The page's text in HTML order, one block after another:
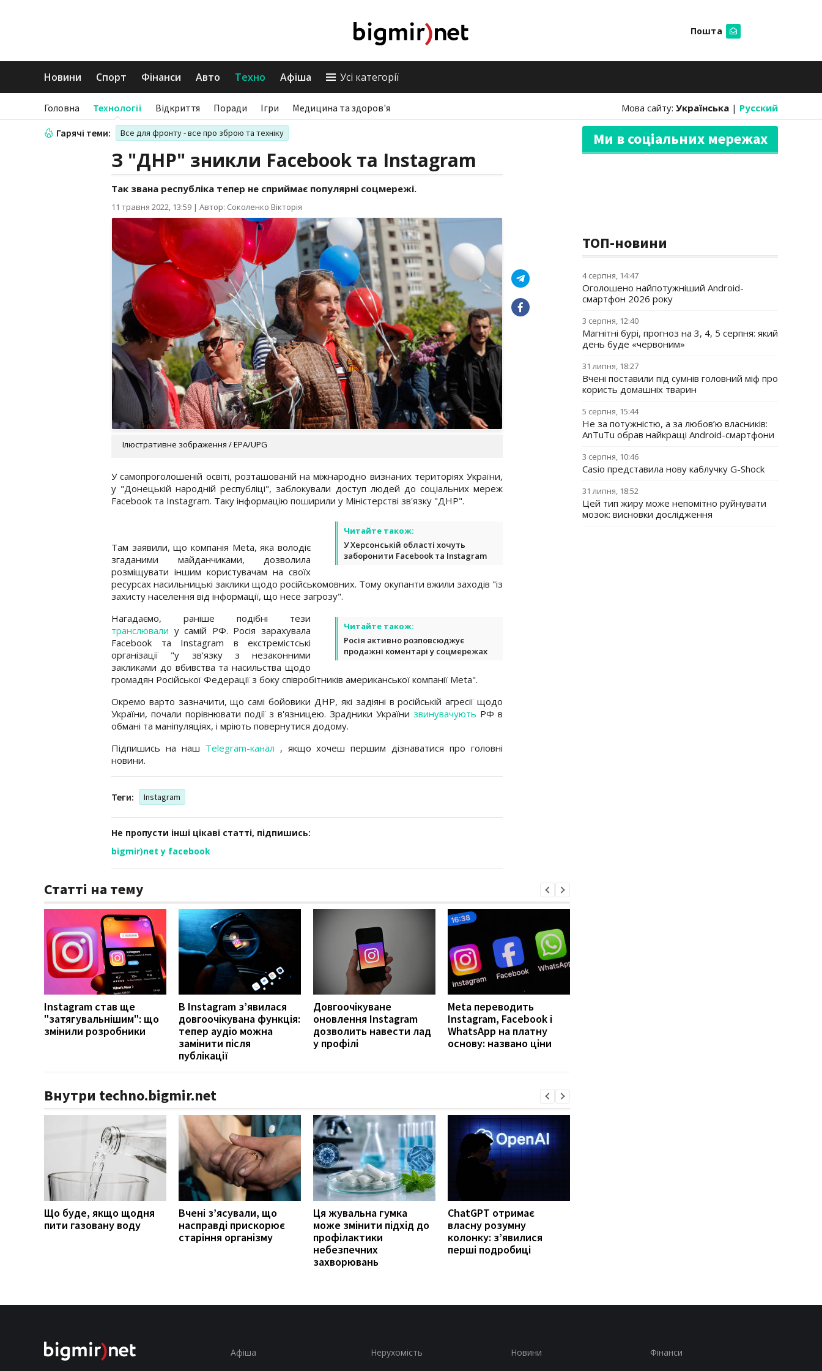
Пошта
Новини Спорт Фінанси Авто Техно Афіша Усі категорії
Головна Технології Відкриття Поради Ігри Медицина та здоров'я Мова сайту: Українська | Русский
Гарячі теми: Все для фронту - все про зброю та техніку
З "ДНР" зникли Facebook та Instagram
Так звана республіка тепер не сприймає популярні соцмережі.
11 травня 2022, 13:59 | Автор: Соколенко Вікторія
Ілюстративне зображення / EPA/UPG
У самопроголошеній освіті, розташованій на міжнародно визнаних територіях України,
у "Донецькій народній республіці", заблокували доступ людей до соціальних мереж
Facebook та Instagram. Таку інформацію поширили у Міністерстві зв'язку "ДНР".
Читайте також:
У Херсонській області хочуть
заборонити Facebook та Instagram
Там заявили, що компанія Меta, яка володіє
згаданими майданчиками, дозволила
розміщувати іншим користувачам на своїх
ресурсах насильницькі заклики щодо російськомовних. Тому окупанти вжили заходів "із
захисту населення від інформації, що несе загрозу".
Читайте також:
Росія активно розповсюджує
продажні коментарі у соцмережах
Нагадаємо, раніше подібні тези
транслювали у самій РФ. Росія зарахувала
Facebook та Instagram в екстремістські
організації "у зв'язку з незаконними
закликами до вбивства та насильства щодо
громадян Російської Федерації з боку співробітників американської компанії Meta".
Окремо варто зазначити, що самі бойовики ДНР, які задіяні в російській агресії щодо
України, почали порівнювати події з в'язницею. Зрадники України звинувачують РФ в
обмані та маніпуляціях, і мріють повернутися додому.
Підпишись на наш Telegram-канал , якщо хочеш першим дізнаватися про головні
новини.
Теги: Instagram
Не пропусти інші цікаві статті, підпишись:
bigmir)net у facebook
Статті на тему
Instagram став ще
"затягувальнішим": що
змінили розробники
В Instagram з’явилася
довгоочікувана функція:
тепер аудіо можна
замінити після
публікації
Довгоочікуване
оновлення Instagram
дозволить навести лад
у профілі
Meta переводить
Instagram, Facebook і
WhatsApp на платну
основу: названо ціни
Внутри techno.bigmir.net
Що буде, якщо щодня
пити газовану воду
Вчені з’ясували, що
насправді прискорює
старіння організму
Ця жувальна гумка
може змінити підхід до
профілактики
небезпечних
захворювань
ChatGPT отримає
власну розумну
колонку: з’явилися
перші подробиці
Ми в соціальних мережах
ТОП-новини
4 серпня, 14:47
Оголошено найпотужніший Android-
смартфон 2026 року
3 серпня, 12:40
Магнітні бурі, прогноз на 3, 4, 5 серпня: який
день буде «червоним»
31 липня, 18:27
Вчені поставили під сумнів головний міф про
користь домашніх тварин
5 серпня, 15:44
Не за потужністю, а за любов’ю власників:
AnTuTu обрав найкращі Android-смартфони
3 серпня, 10:46
Casio представила нову каблучку G-Shock
31 липня, 18:52
Цей тип жиру може непомітно руйнувати
мозок: висновки дослідження
Афіша Нерухомість Новини Фінанси